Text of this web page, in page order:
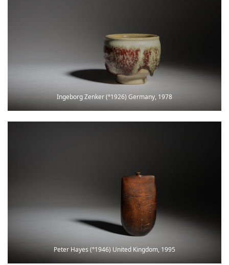
Ingeborg Zenker (°1926) Germany, 1978
Peter Hayes (°1946) United Kingdom, 1995